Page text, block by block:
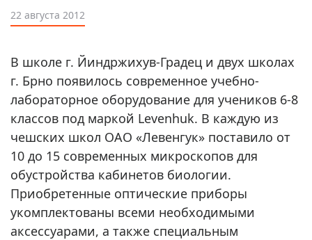
22 августа 2012
В школе г. Йиндржихув-Градец и двух школах
г. Брно появилось современное учебно-
лабораторное оборудование для учеников 6-8
классов под маркой Levenhuk. В каждую из
чешских школ ОАО «Левенгук» поставило от
10 до 15 современных микроскопов для
обустройства кабинетов биологии.
Приобретенные оптические приборы
укомплектованы всеми необходимыми
аксессуарами, а также специальным